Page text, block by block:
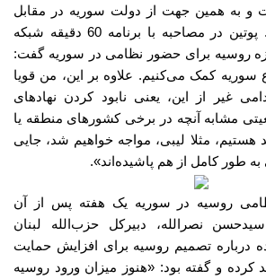
و به همین جهت از دولت سوریه در مقابل
. پوتین در مصاحبه با برنامه 60 دقیقه شبکه
روسیه برای حضور نظامی در سوریه گفت:
سوریه کمک می‌کنیم. علاوه بر این، من قویا
غیر از این، یعنی نابود کردن نهادهای
مشابه آنچه در برخی کشورهای منطقه یا
مثلا لیبی، مواجه خواهیم شد، جایی
به طور کامل از هم پاشیده‌اند».
روسیه در سوریه یک هفته پس از آن
نصرالله، دبیرکل حزب‌الله لبنان
درباره تصمیم روسیه برای افزایش حمایت
کرده و گفته بود: «هنوز میزان ورود روسیه